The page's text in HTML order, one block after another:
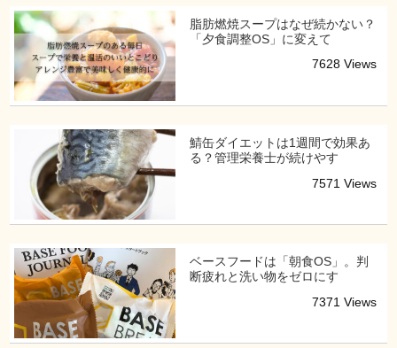
脂肪燃焼スープはなぜ続かない？
「夕食調整OS」に変えて
7628 Views
鯖缶ダイエットは1週間で効果あ
る？管理栄養士が続けやす
7571 Views
ベースフードは「朝食OS」。判
断疲れと洗い物をゼロにす
7371 Views